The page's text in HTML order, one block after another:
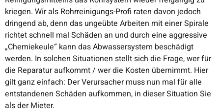
kriegen. Wir als Rohrreinigungs-Profi raten davon jedoch
dringend ab, denn das ungeübte Arbeiten mit einer Spirale
richtet schnell mal Schäden an und durch eine aggressive
„Chemiekeule“ kann das Abwassersystem beschädigt
werden. In solchen Situationen stellt sich die Frage, wer für
die Reparatur aufkommt / wer die Kosten übernimmt. Hier
gilt ganz einfach: Der Verursacher muss nun mal für alle
entstandenen Schäden aufkommen, in dieser Situation Sie
als der Mieter.